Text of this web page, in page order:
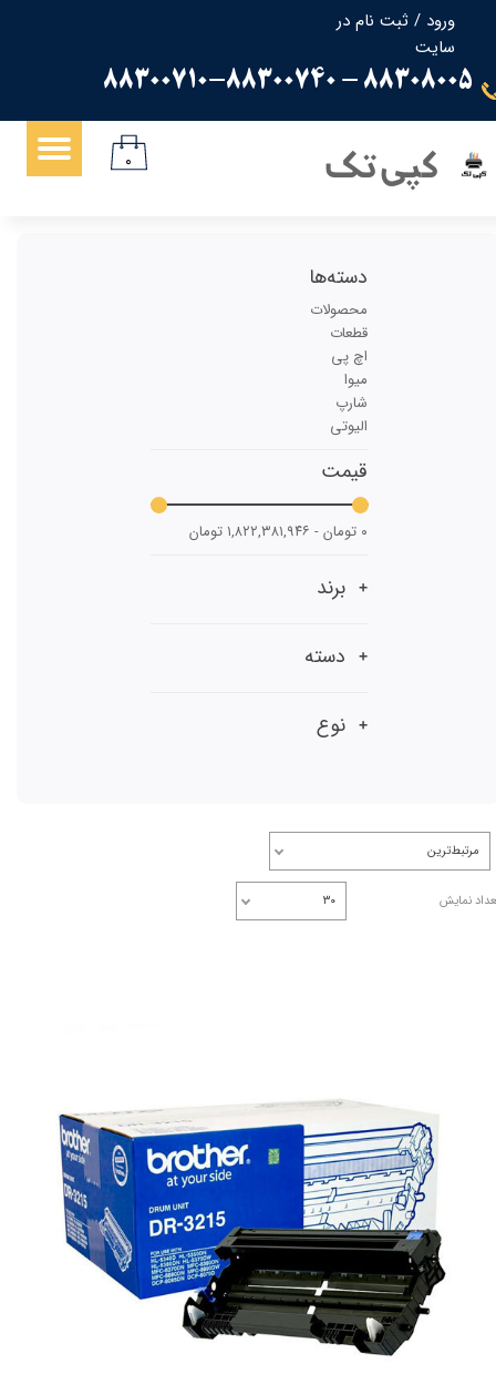
ورود / ثبت نام در
سایت
حساب کاربری من
تغییر گذر واژه
سفارشات
88308005 - 88300710-88300740
کپی تک ۰
مرتبط‌ترین
نمایش ۳۰
دسته‌ها
محصولات
قطعات
اچ پی
میوا
شارپ
الیوتی
قیمت
۰ تومان - ۱,۸۲۲,۳۸۱,۹۴۶ تومان
برند
دسته
نوع